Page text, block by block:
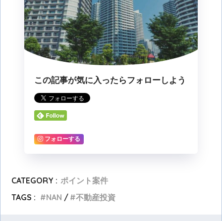
この記事が気に入ったらフォローしよう
フォローする
CATEGORY : ポイント案件
TAGS :
NAN 不動産投資